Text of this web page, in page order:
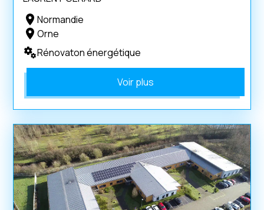
Normandie
Orne
Rénovaton énergétique
Voir plus